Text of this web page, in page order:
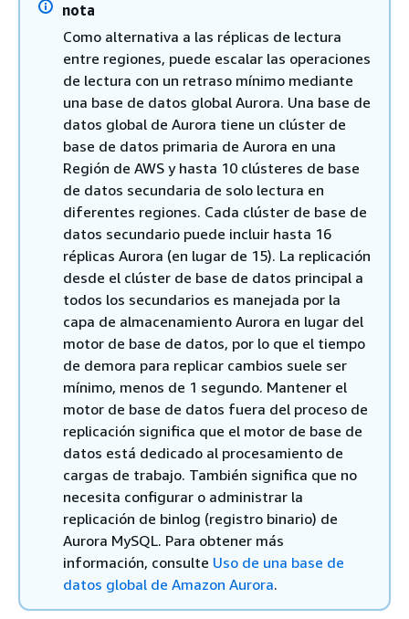
nota
Como alternativa a las réplicas de lectura
entre regiones, puede escalar las operaciones
de lectura con un retraso mínimo mediante
una base de datos global Aurora. Una base de
datos global de Aurora tiene un clúster de
base de datos primaria de Aurora en una
Región de AWS y hasta 10 clústeres de base
de datos secundaria de solo lectura en
diferentes regiones. Cada clúster de base de
datos secundario puede incluir hasta 16
réplicas Aurora (en lugar de 15). La replicación
desde el clúster de base de datos principal a
todos los secundarios es manejada por la
capa de almacenamiento Aurora en lugar del
motor de base de datos, por lo que el tiempo
de demora para replicar cambios suele ser
mínimo, menos de 1 segundo. Mantener el
motor de base de datos fuera del proceso de
replicación significa que el motor de base de
datos está dedicado al procesamiento de
cargas de trabajo. También significa que no
necesita configurar o administrar la
replicación de binlog (registro binario) de
Aurora MySQL. Para obtener más
información, consulte Uso de una base de
datos global de Amazon Aurora.